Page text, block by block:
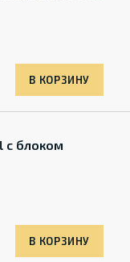
В КОРЗИНУ
с блоком
В КОРЗИНУ